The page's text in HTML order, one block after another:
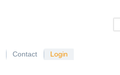
Contact Login